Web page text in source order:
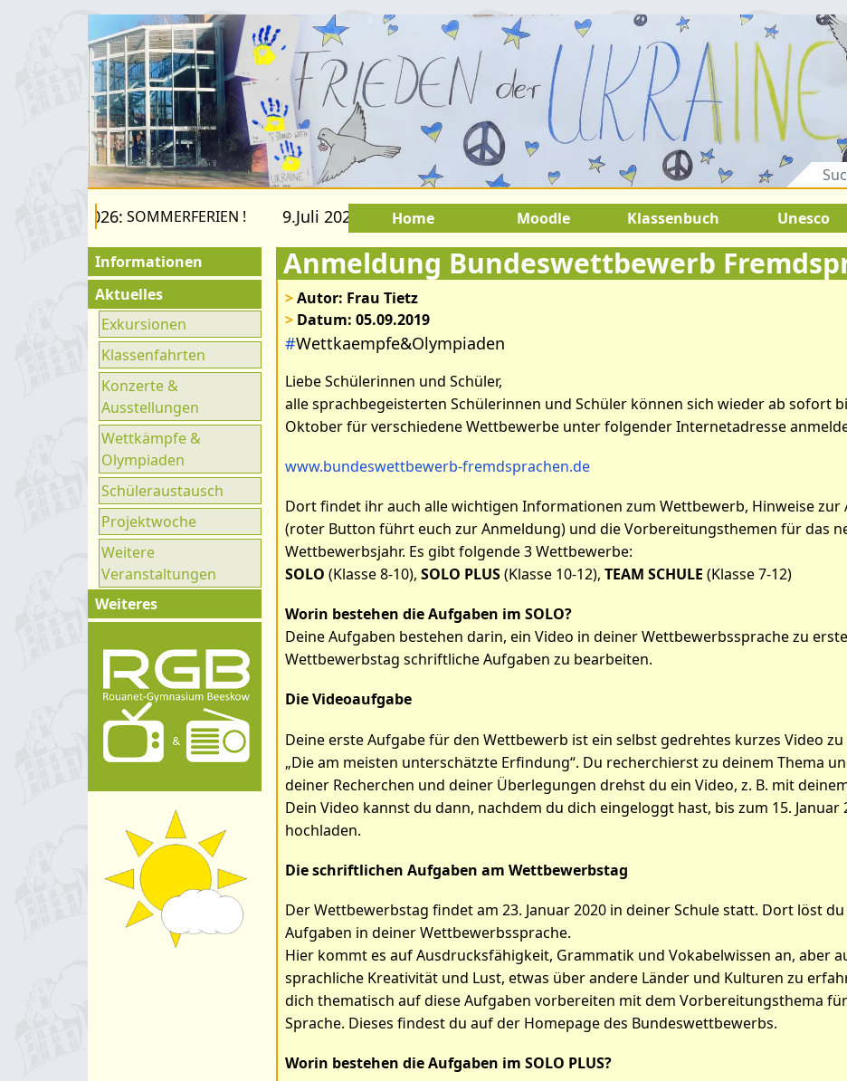
SOMMERFERIEN ! 9.Juli 2026 bis 22.August 2026: SOMMERFERIEN ! 9.Juli 2026 bis 22.August
Home Moodle Klassenbuch Unesco
Informationen
Für Besucher
Schulfamilie
Förderverein
Fachräume
Ganztag
UNESCO
Klimaparlament
Aktuelles
Exkursionen
Klassenfahrten
Konzerte &
Ausstellungen
Wettkämpfe &
Olympiaden
Schüleraustausch
Projektwoche
Weitere
Veranstaltungen
Weiteres
Kontakt
Organigramm
Schulprogramm
Hygienekonzept
Anmeldung Bundeswettbewerb
>Autor: Frau Tietz
>Datum: 05.09.2019
#Wettkaempfe&Olympiaden
Liebe Schülerinnen und Schüler,
alle sprachbegeisterten Schülerinnen und Schüler können sich wieder ab sofort
Oktober für verschiedene Wettbewerbe unter folgender Internetadresse
www.bundeswettbewerb-fremdsprachen.de
Dort findet ihr auch alle wichtigen Informationen zum Wettbewerb, Hinweise zur
(roter Button führt euch zur Anmeldung) und die Vorbereitungsthemen für das
Wettbewerbsjahr. Es gibt folgende 3 Wettbewerbe:
SOLO (Klasse 8-10), SOLO PLUS(Klasse 10-12), TEAM SCHULE (Klasse 7-12)
Worin bestehen die Aufgaben im SOLO?
Deine Aufgaben bestehen darin, ein Video in deiner Wettbewerbssprache zu
Wettbewerbstag schriftliche Aufgaben zu bearbeiten.
Die Videoaufgabe
Deine erste Aufgabe für den Wettbewerb ist ein selbst gedrehtes kurzes Video zu
„Die am meisten unterschätzte Erfindung“. Du recherchierst zu deinem Thema
deiner Recherchen und deiner Überlegungen drehst du ein Video, z. B. mit
Dein Video kannst du dann, nachdem du dich eingeloggt hast, bis zum 15. Januar
hochladen.
Die schriftlichen Aufgaben am Wettbewerbstag
Der Wettbewerbstag findet am 23. Januar 2020 in deiner Schule statt. Dort löst
Aufgaben in deiner Wettbewerbssprache.
Hier kommt es auf Ausdrucksfähigkeit, Grammatik und Vokabelwissen an, aber
sprachliche Kreativität und Lust, etwas über andere Länder und Kulturen zu
dich thematisch auf diese Aufgaben vorbereiten mit dem Vorbereitungsthema
Sprache. Dieses findest du auf der Homepage des Bundeswettbewerbs.
Worin bestehen die Aufgaben im SOLO PLUS?